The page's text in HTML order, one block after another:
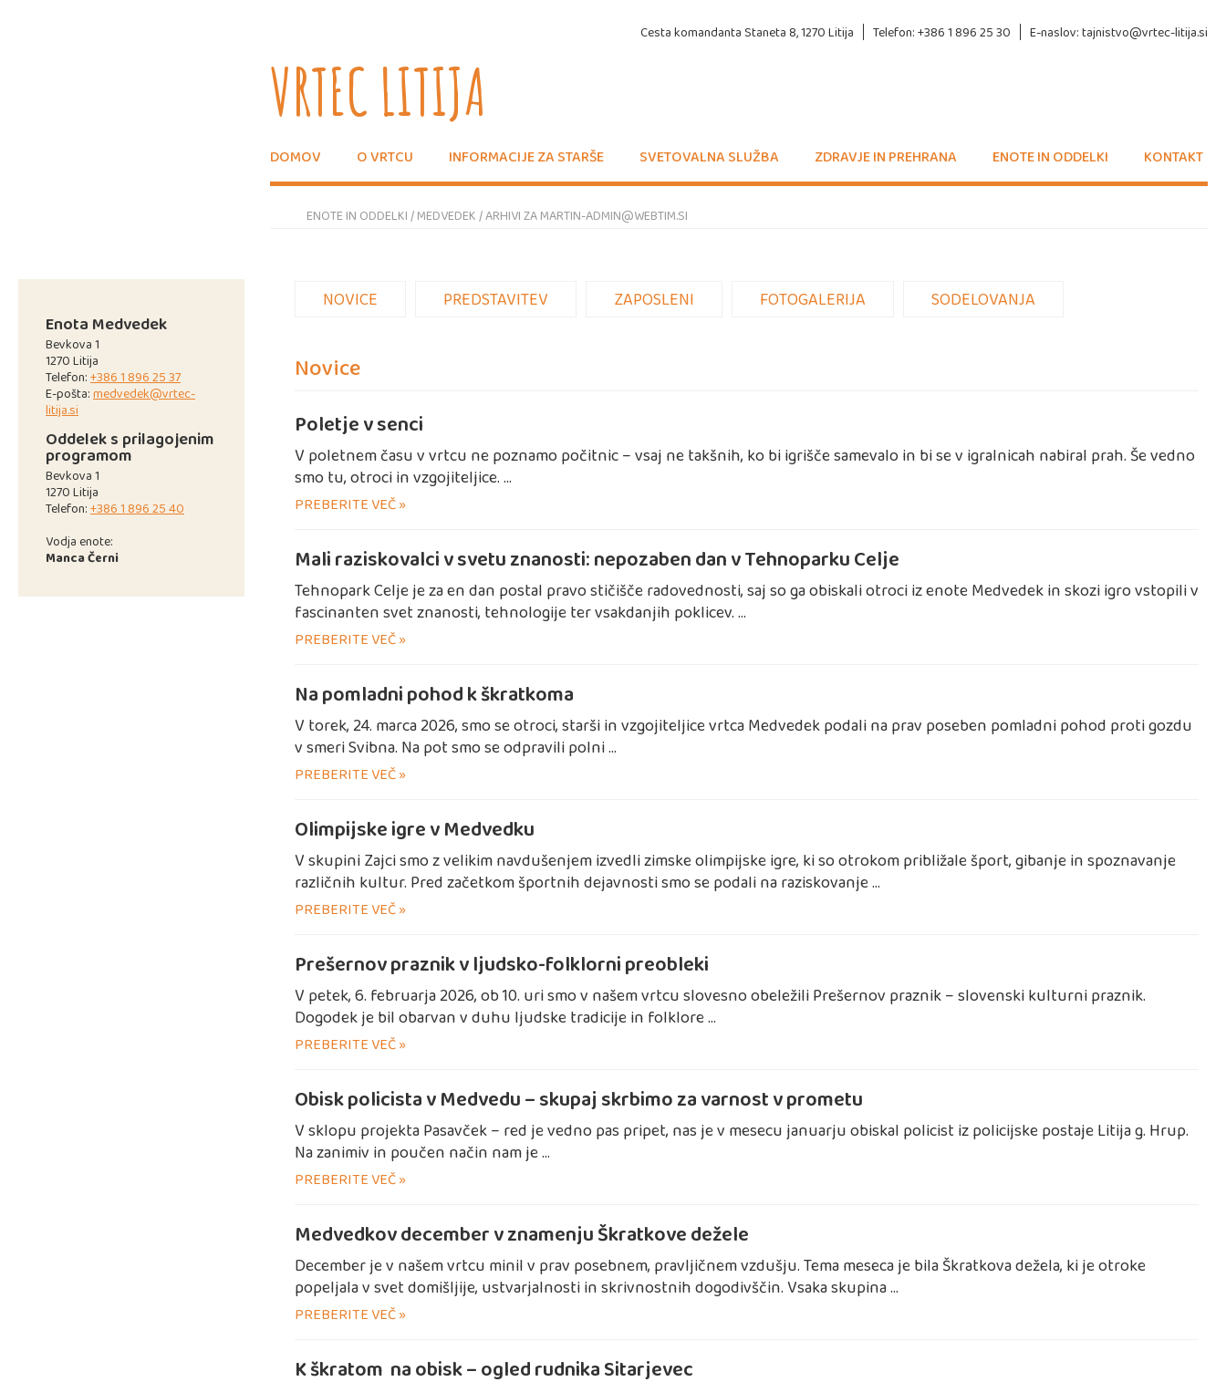
Cesta komandanta Staneta 8, 1270 Litija Telefon: +386 1 896 25 30 E-naslov: tajnistvo@vrtec-litija.si
VRTEC LITIJA
DOMOV O VRTCU INFORMACIJE ZA STARŠE SVETOVALNA SLUŽBA ZDRAVJE IN PREHRANA ENOTE IN ODDELKI KONTAKT
ENOTE IN ODDELKI / MEDVEDEK /ARHIVI ZA MARTIN-ADMIN@WEBTIM.SI
Enota Medvedek
Bevkova 1
1270 Litija
Telefon: +386 1 896 25 37
E-pošta: medvedek@vrtec-
litija.si
Oddelek s prilagojenim
programom
Bevkova 1
1270 Litija
Telefon: +386 1 896 25 40
Vodja enote:
Manca Černi
NOVICE PREDSTAVITEV ZAPOSLENI FOTOGALERIJA SODELOVANJA
Novice
Poletje v senci
V poletnem času v vrtcu ne poznamo počitnic – vsaj ne takšnih, ko bi igrišče samevalo in bi se v igralnicah nabiral prah. Še vedno
smo tu, otroci in vzgojiteljice. …
PREBERITE VEČ »
Mali raziskovalci v svetu znanosti: nepozaben dan v Tehnoparku Celje
Tehnopark Celje je za en dan postal pravo stičišče radovednosti, saj so ga obiskali otroci iz enote Medvedek in skozi igro vstopili v
fascinanten svet znanosti, tehnologije ter vsakdanjih poklicev. …
PREBERITE VEČ »
Na pomladni pohod k škratkoma
V torek, 24. marca 2026, smo se otroci, starši in vzgojiteljice vrtca Medvedek podali na prav poseben pomladni pohod proti gozdu
v smeri Svibna. Na pot smo se odpravili polni …
PREBERITE VEČ »
Olimpijske igre v Medvedku
V skupini Zajci smo z velikim navdušenjem izvedli zimske olimpijske igre, ki so otrokom približale šport, gibanje in spoznavanje
različnih kultur. Pred začetkom športnih dejavnosti smo se podali na raziskovanje …
PREBERITE VEČ »
Prešernov praznik v ljudsko-folklorni preobleki
V petek, 6. februarja 2026, ob 10. uri smo v našem vrtcu slovesno obeležili Prešernov praznik – slovenski kulturni praznik.
Dogodek je bil obarvan v duhu ljudske tradicije in folklore …
PREBERITE VEČ »
Obisk policista v Medvedu – skupaj skrbimo za varnost v prometu
V sklopu projekta Pasavček – red je vedno pas pripet, nas je v mesecu januarju obiskal policist iz policijske postaje Litija g. Hrup.
Na zanimiv in poučen način nam je …
PREBERITE VEČ »
Medvedkov december v znamenju Škratkove dežele
December je v našem vrtcu minil v prav posebnem, pravljičnem vzdušju. Tema meseca je bila Škratkova dežela, ki je otroke
popeljala v svet domišljije, ustvarjalnosti in skrivnostnih dogodivščin. Vsaka skupina …
PREBERITE VEČ »
K škratom na obisk – ogled rudnika Sitarjevec